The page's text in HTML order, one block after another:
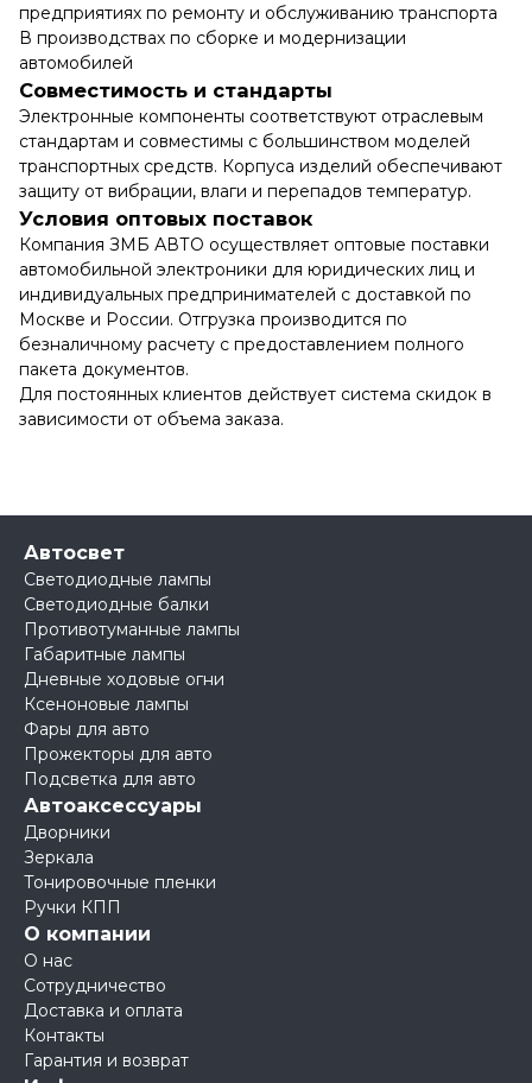
предприятиях по ремонту и обслуживанию транспорта
В производствах по сборке и модернизации
автомобилей
Совместимость и стандарты
Электронные компоненты соответствуют отраслевым
стандартам и совместимы с большинством моделей
транспортных средств. Корпуса изделий обеспечивают
защиту от вибрации, влаги и перепадов температур.
Условия оптовых поставок
Компания ЗМБ АВТО осуществляет оптовые поставки
автомобильной электроники для юридических лиц и
индивидуальных предпринимателей с доставкой по
Москве и России. Отгрузка производится по
безналичному расчету с предоставлением полного
пакета документов.
Для постоянных клиентов действует система скидок в
зависимости от объема заказа.
Автосвет
Светодиодные лампы
Светодиодные балки
Противотуманные лампы
Габаритные лампы
Дневные ходовые огни
Ксеноновые лампы
Фары для авто
Прожекторы для авто
Подсветка для авто
Автоаксессуары
Дворники
Зеркала
Тонировочные пленки
Ручки КПП
О компании
О нас
Сотрудничество
Доставка и оплата
Контакты
Гарантия и возврат